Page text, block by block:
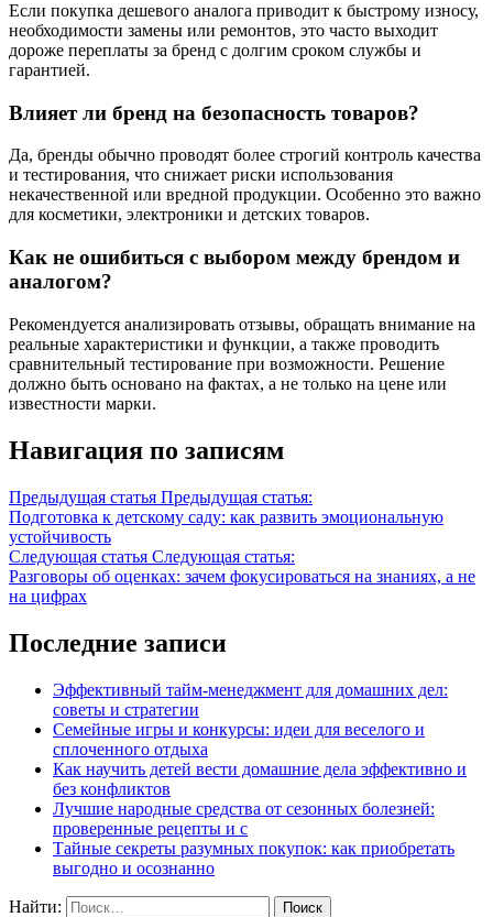
Если покупка дешевого аналога приводит к быстрому износу,
необходимости замены или ремонтов, это часто выходит
дороже переплаты за бренд с долгим сроком службы и
гарантией.
Влияет ли бренд на безопасность товаров?
Да, бренды обычно проводят более строгий контроль качества
и тестирования, что снижает риски использования
некачественной или вредной продукции. Особенно это важно
для косметики, электроники и детских товаров.
Как не ошибиться с выбором между брендом и
аналогом?
Рекомендуется анализировать отзывы, обращать внимание на
реальные характеристики и функции, а также проводить
сравнительный тестирование при возможности. Решение
должно быть основано на фактах, а не только на цене или
известности марки.
Навигация по записям
Предыдущая статья Предыдущая статья:
Подготовка к детскому саду: как развить эмоциональную
устойчивость
Следующая статья Следующая статья:
Разговоры об оценках: зачем фокусироваться на знаниях, а не
на цифрах
Последние записи
Эффективный тайм-менеджмент для домашних дел:
советы и стратегии
Семейные игры и конкурсы: идеи для веселого и
сплоченного отдыха
Как научить детей вести домашние дела эффективно и
без конфликтов
Лучшие народные средства от сезонных болезней:
проверенные рецепты и с
Тайные секреты разумных покупок: как приобретать
выгодно и осознанно
Найти: